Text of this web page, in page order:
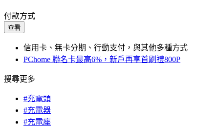
付款方式
查看
信用卡、無卡分期、行動支付，與其他多種方式
PChome 聯名卡最高6%，新戶再享首刷禮800P
搜尋更多
#充電頭
#充電器
#充電座